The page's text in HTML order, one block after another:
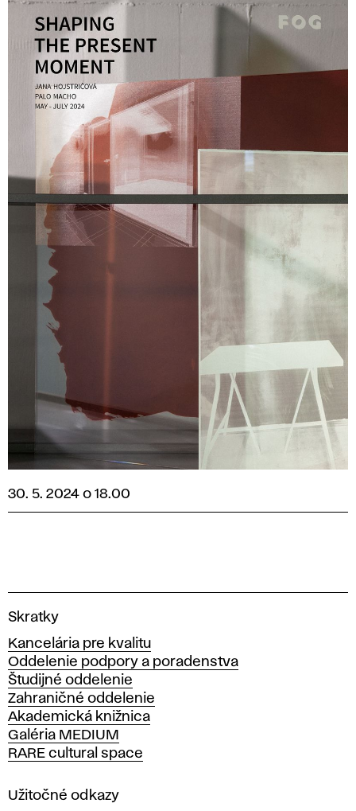
30. 5. 2024 o 18.00
V
s
o
k
á
š
k
o
a
Skratky
Kancelária pre kvalitu
Oddelenie podpory a poradenstva
Študijné oddelenie
Zahraničné oddelenie
Akademická knižnica
Galéria MEDIUM
RARE cultural space
Užitočné odkazy